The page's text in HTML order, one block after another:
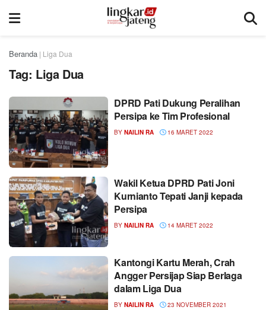
Beranda | Liga Dua
Tag: Liga Dua
DPRD Pati Dukung Peralihan
Persipa ke Tim Profesional
BY NAILIN RA 16 MARET 2022
Wakil Ketua DPRD Pati Joni
Kurnianto Tepati Janji kepada
Persipa
BY NAILIN RA 14 MARET 2022
Kantongi Kartu Merah, Crah
Angger Persijap Siap Berlaga
dalam Liga Dua
BY NAILIN RA 23 NOVEMBER 2021